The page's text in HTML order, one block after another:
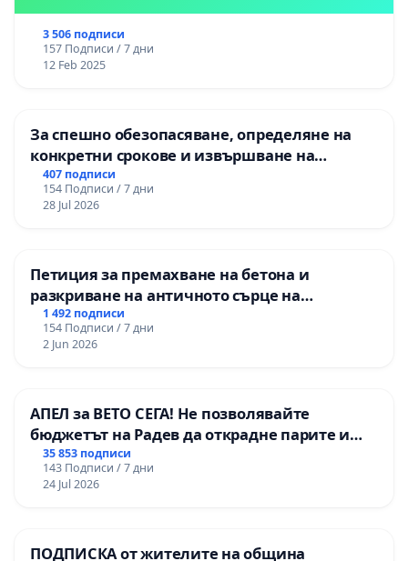
3 506 подписи
157 Подписи / 7 дни
12 Feb 2025
За спешно обезопасяване, определяне на
конкретни срокове и извършване на
цялостна рехабилитация на
републиканския път между пътен възел АМ
„Тракия“ - гр. Ихтиман - с. Мирово - к.к.
407 подписи
154 Подписи / 7 дни
28 Jul 2026
Петиция за премахване на бетона и
разкриване на античното сърце на
Могиланската могила във Враца
1 492 подписи
154 Подписи / 7 дни
2 Jun 2026
АПЕЛ за ВЕТО СЕГА! Не позволявайте
бюджетът на Радев да открадне парите и
правата ни в тъмното
35 853 подписи
143 Подписи / 7 дни
24 Jul 2026
ПОДПИСКА от жителите на община